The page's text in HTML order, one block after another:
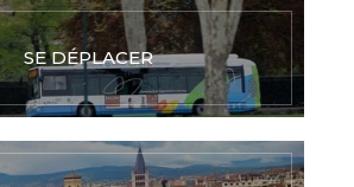
SE DÉPLACER